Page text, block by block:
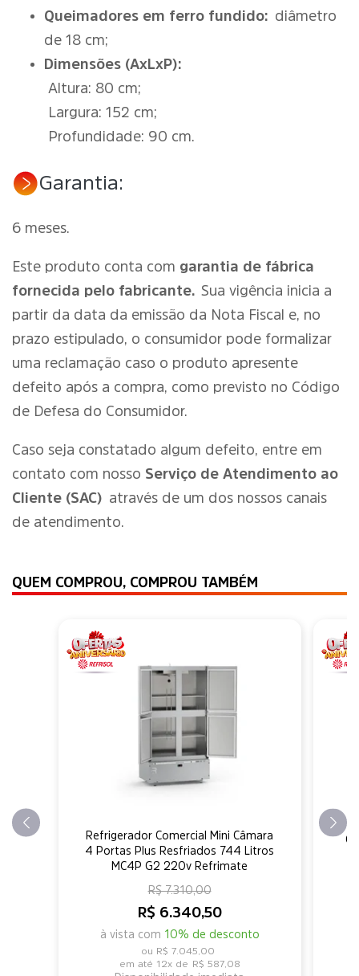
Queimadores em ferro fundido: diâmetro
de 18 cm;
Dimensões (AxLxP):
Altura: 80 cm;
Largura: 152 cm;
Profundidade: 90 cm.
Garantia:
6 meses.
Este produto conta com garantia de fábrica
fornecida pelo fabricante. Sua vigência inicia a
partir da data da emissão da Nota Fiscal e, no
prazo estipulado, o consumidor pode formalizar
uma reclamação caso o produto apresente
defeito após a compra, como previsto no Código
de Defesa do Consumidor.
Caso seja constatado algum defeito, entre em
contato com nosso Serviço de Atendimento ao
Cliente (SAC) através de um dos nossos canais
de atendimento.
QUEM COMPROU, COMPROU TAMBÉM
Refrigerador Comercial Mini Câmara
4 Portas Plus Resfriados 744 Litros
MC4P G2 220v Refrimate
R$ 6.340,50
à vista com 10% de desconto
R$ 7.310,00
R$ 7.045,00
12x de R$ 587,08